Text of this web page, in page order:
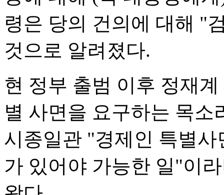
령은 당의 건의에 대해 "
것으로 알려졌다.
현 정부 출범 이후 정재
별 사면을 요구하는 목
시종일관 "경제인 특별
가 있어야 가능한 일"이